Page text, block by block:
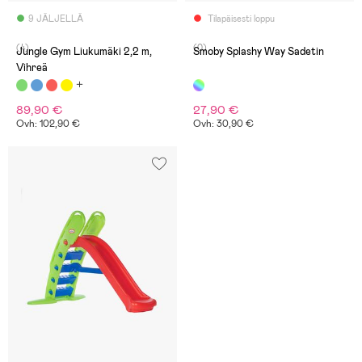
9 JÄLJELLÄ
(4)
Jungle Gym Liukumäki 2,2 m,
Vihreä
89,90 €
Ovh: 102,90 €
Tilapäisesti loppu
(0)
Smoby Splashy Way Sadetin
27,90 €
Ovh: 30,90 €